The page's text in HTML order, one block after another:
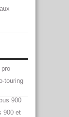
touring
900 et